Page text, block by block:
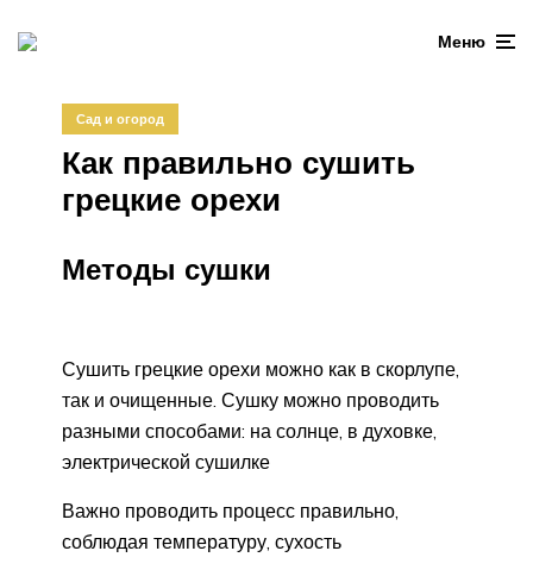
Меню
Сад и огород
Как правильно сушить
грецкие орехи
Методы сушки
Сушить грецкие орехи можно как в скорлупе,
так и очищенные. Сушку можно проводить
разными способами: на солнце, в духовке,
электрической сушилке
Важно проводить процесс правильно,
соблюдая температуру, сухость